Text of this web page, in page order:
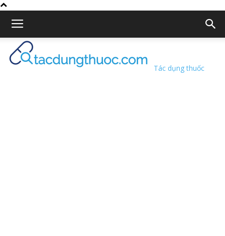
Tác dụng thuốc